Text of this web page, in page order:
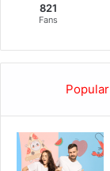
821
Fans
Popular